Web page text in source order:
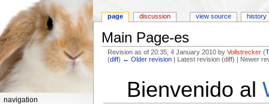
Main Page-es
Revision as of 20:35, 4 January 2010 byVollstrecker (
(diff) ← Older revision | Latest revision (diff) | Newer
Bienvenido al
page discussion view source history
navigation